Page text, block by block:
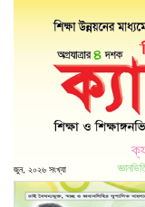
জুন, ২০২৬ সংখ্যা